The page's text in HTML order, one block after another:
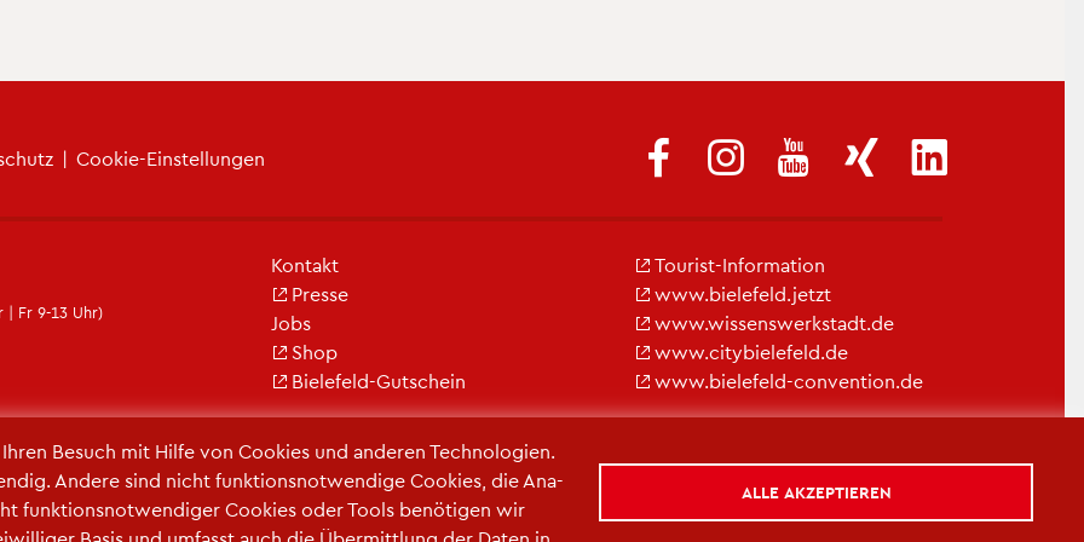
| Coo­kie-Ein­stel­lun­gen
Be­such mit Hilfe von Coo­kies und an­de­ren Tech­no­lo­gi­en.
An­de­re sind nicht funk­ti­ons­not­wen­di­ge Coo­kies, die Ana­
funk­ti­ons­not­wen­di­ger Coo­kies oder Tools be­nö­ti­gen wir
ALLE AKZEPTIEREN
| Fr 9-13 Uhr)
Kon­takt
Pres­se
Jobs
Shop
Bie­le­feld-Gut­schein
Tou­rist-In­for­ma­ti­on
www.​bielefeld.​jetzt
www.​wis​sens​werk​stad​t.​de
www.​cit​ybie​lefe​ld.​de
www.​bielefeld-​convention.​de